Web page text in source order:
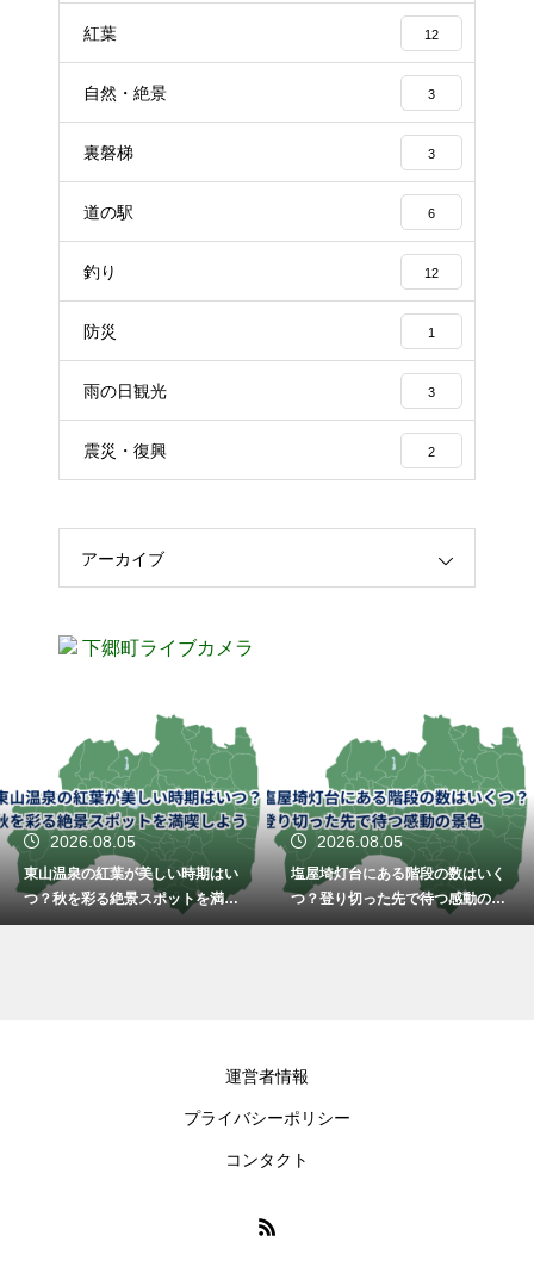
紅葉 12
自然・絶景 3
裏磐梯 3
道の駅 6
釣り 12
防災 1
雨の日観光 3
震災・復興 2
アーカイブ
下郷町ライブカメラ
2026.08.05
東山温泉の紅葉が美しい時期はい
つ？秋を彩る絶景スポットを満喫
しよう
2026.08.05
塩屋埼灯台にある階段の数はいく
つ？登り切った先で待つ感動の景
色
運営者情報
プライバシーポリシー
コンタクト